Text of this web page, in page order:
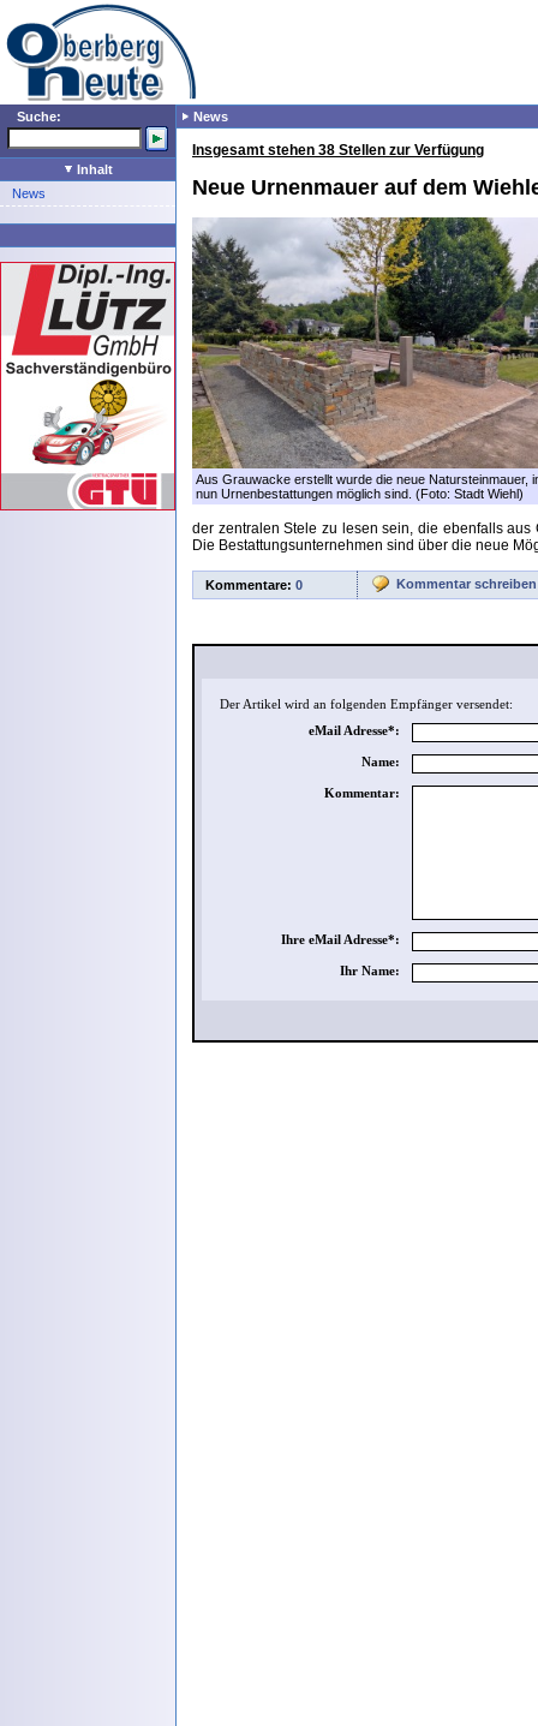
Suche:
Inhalt
News
News
Insgesamt stehen 38 Stellen zur Verfügung
Neue Urnenmauer auf dem
Aus Grauwacke erstellt wurde die neue Natursteinmauer,
nun Urnenbestattungen möglich sind. (Foto: Stadt Wiehl)
der zentralen Stele zu lesen sein, die ebenfalls
Die Bestattungsunternehmen sind über die neue
Kommentare: 0 Kommentar schreiben
Der Artikel wird an folgenden Empfänger versendet:
eMail Adresse*:
Name:
Kommentar:
Ihre eMail Adresse*:
Ihr Name: